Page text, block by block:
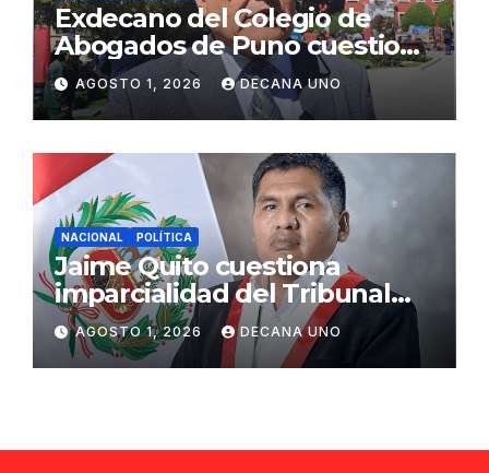
Exdecano del Colegio de
Abogados de Puno cuestiona
propuestas sobre seguridad
ciudadana
AGOSTO 1, 2026 DECANA UNO
NACIONAL POLÍTICA
Jaime Quito cuestiona
imparcialidad del Tribunal
Constitucional tras liberación
de Ollanta Humala
AGOSTO 1, 2026 DECANA UNO